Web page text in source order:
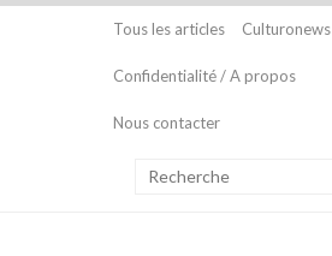
Tous les articles Culturonews
Confidentialité / A propos
Nous contacter